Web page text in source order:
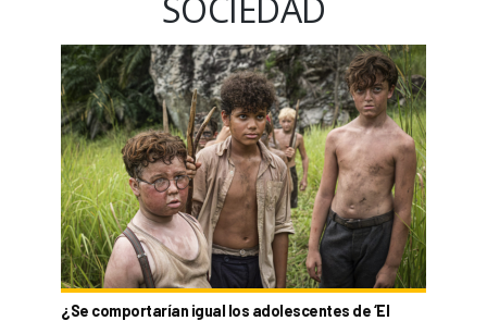
¿Se comportarían igual los adolescentes de ‘El